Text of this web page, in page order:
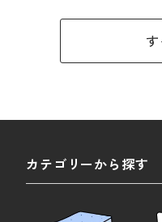
カテゴリーから探す